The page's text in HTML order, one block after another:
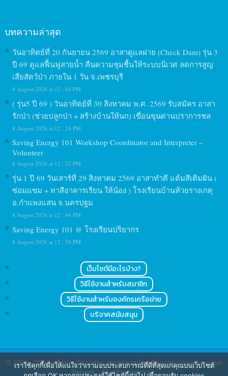
บทความล่าสุด
วันอาทิตย์ที่ 20 กันยายน 2569 อาสาดูแลฝาย (Check Dam) รุ่น 3
ปี 69 ดูแลฟื้นฟูสายน้ำ คืนความชุมชื้นให้ระบบนิเวศ ลดการสูญ
เสียสัตว์ป่า ภายใน 1 วัน จ.เพชรบุรี
8 August 2026 at 12 : 04 PM
( รุ่น5 ปี 69 ) วันอาทิตย์ที่ 30 สิงหาคม พ.ศ. 2569 รับสมัคร อาสา
รักป่า (ช่วยปลูกป่า + สร้างบ้านให้นก) เขื่อนขุนด่านปราการชล
8 August 2026 at 12 : 24 PM
Saving Energy 101 Workshop Coordinator and Interpreter –
Volunteer
8 August 2026 at 12 : 22 PM
รุ่น 1 ปี 69 วันเสาร์ที่ 29 สิงหาคม 2569 อาสาทำดี แต้มสีเติมฝัน (
ซ่อมแซม + ทาสีอาคารเรียน ให้น้อง ) โรงเรียนบ้านห้วยรางเกตุ
อ.กำแพงแสน จ.นครปฐม
8 August 2026 at 12 : 44 PM
Saving Energy 101 @ โรงเรียนปริยากร
8 August 2026 at 12 : 58 PM
เว็บไซต์มีอะไรบ้าง?
วิธีใช้งานสำหรับสมาชิก
วิธีใช้งานสำหรับองค์กรเครือข่าย
บริจาคสนับสนุน
© 2004 - 2024เครือข่ายจิตอาสา : งานอาสาสมัคร จิตอาสา | Volunteerspirit
Network. All rights reserved.
เราใช้คุกกี้เพื่อให้แน่ใจว่าเรามอบประสบการณ์ที่ดีที่สุดแก่คุณบนเว็บไซต์